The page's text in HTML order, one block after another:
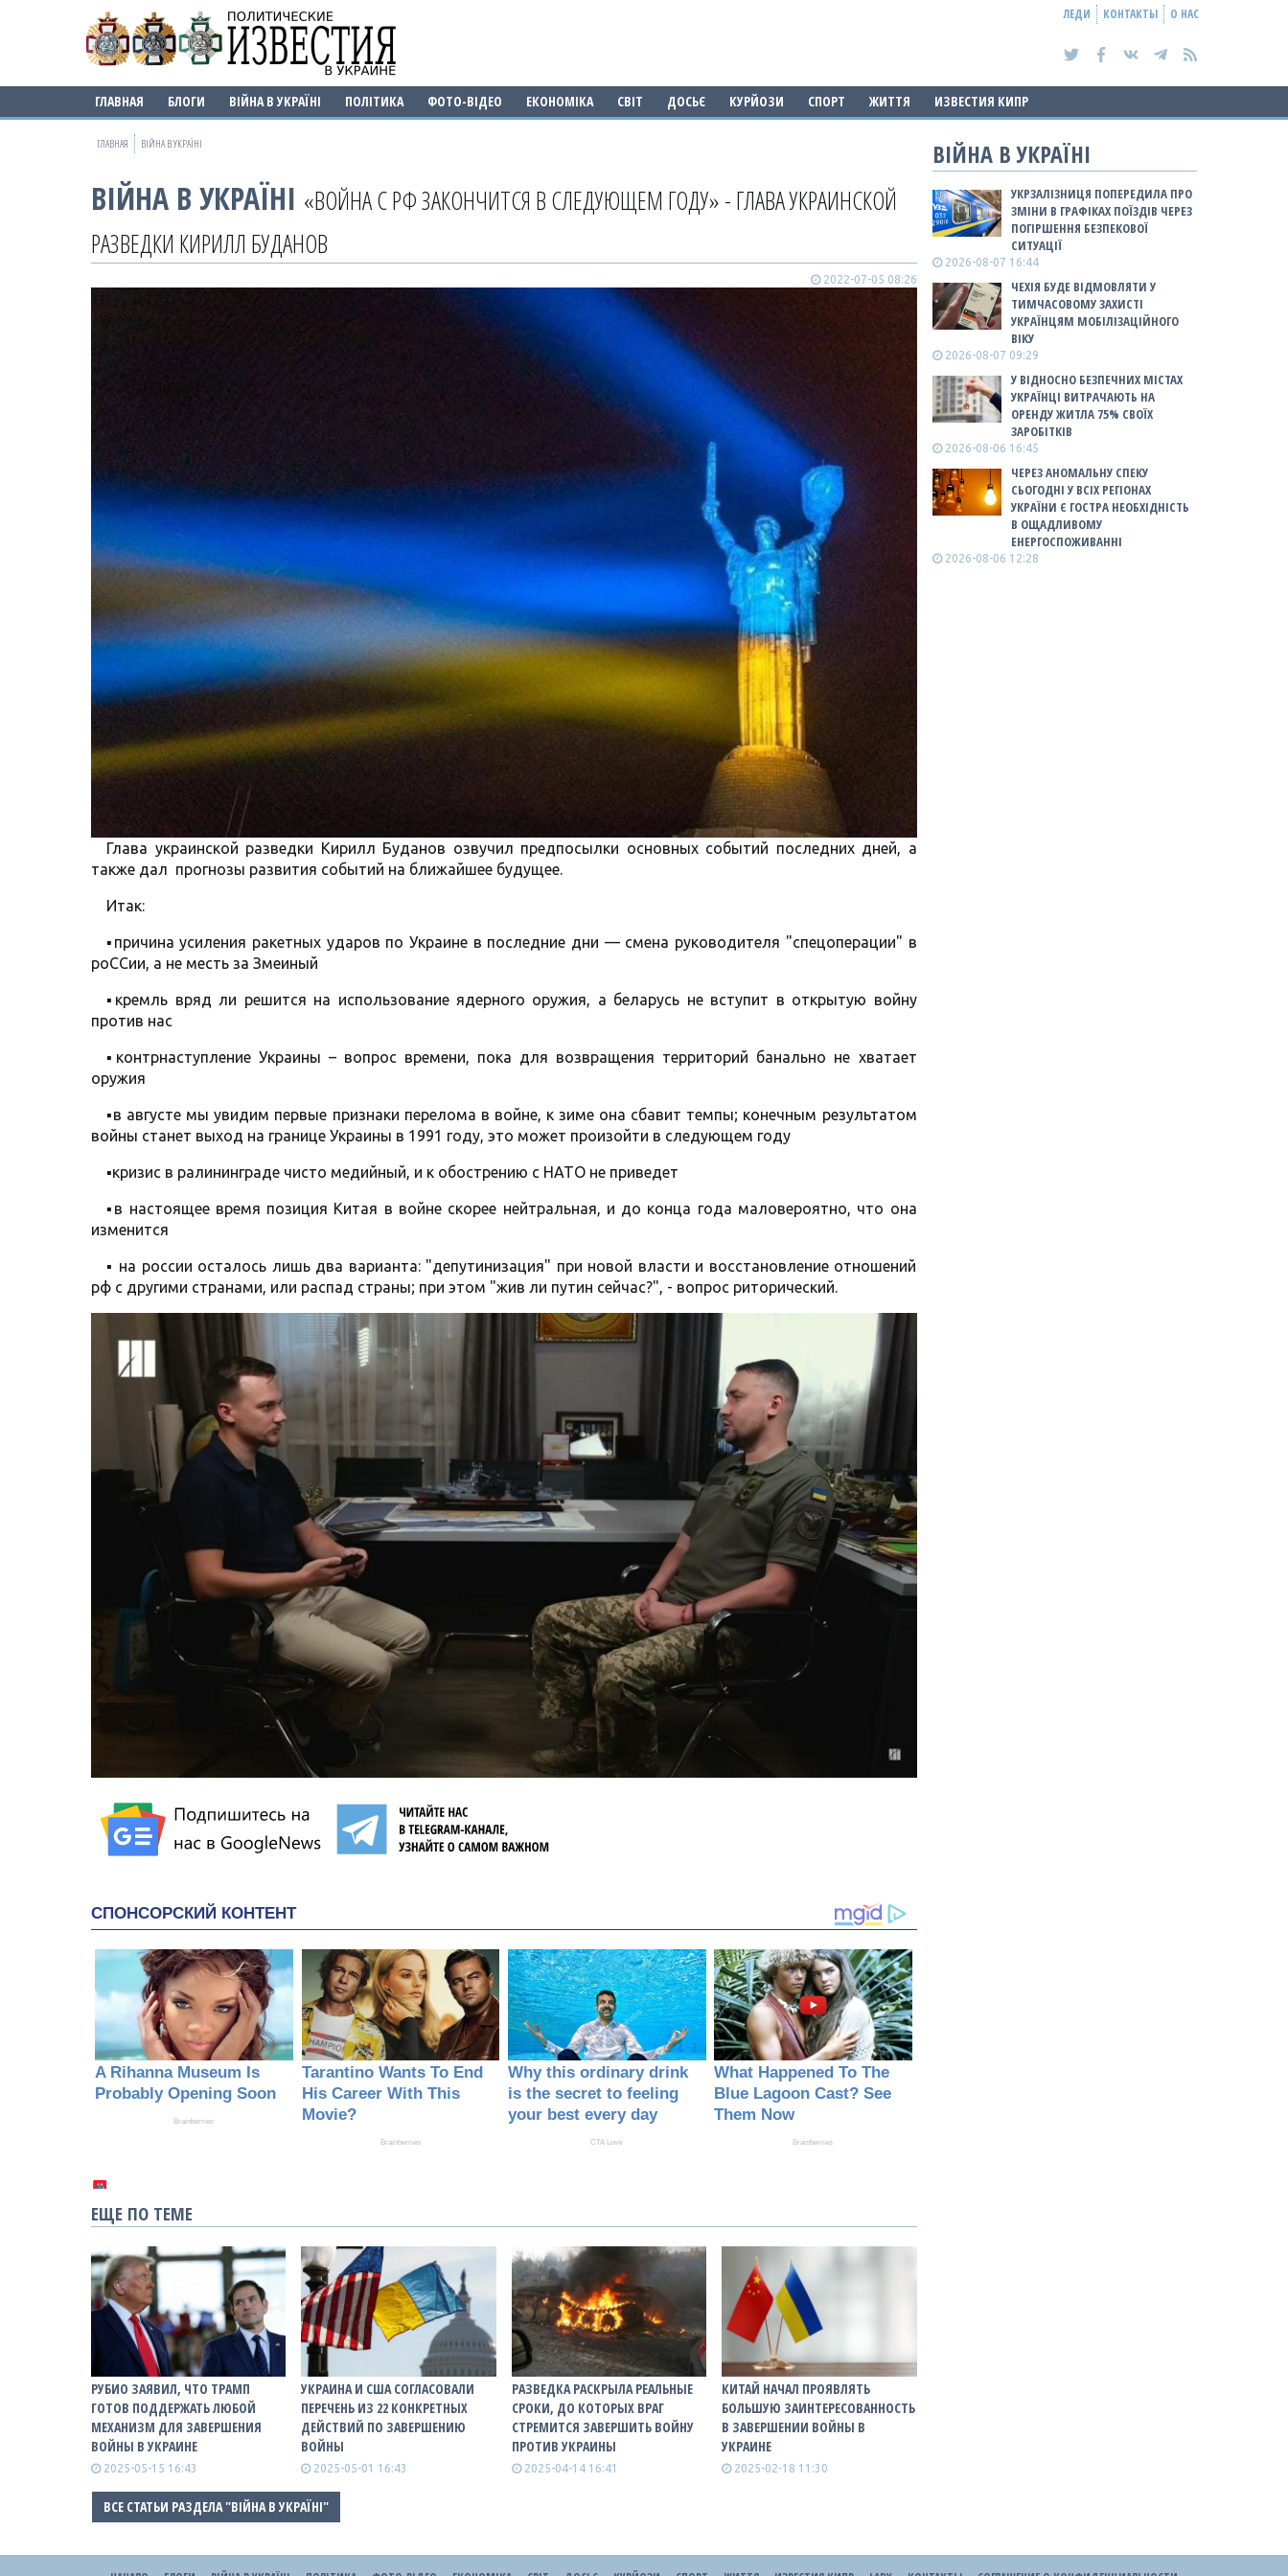
ЛЕДИ КОНТАКТЫ О НАС
ГЛАВНАЯ БЛОГИ ВІЙНА В УКРАЇНІ ПОЛІТИКА ФОТО-ВІДЕО ЕКОНОМІКА СВІТ ДОСЬЄ КУРЙОЗИ СПОРТ ЖИТТЯ ИЗВЕСТИЯ КИПР
ГЛАВНАЯ ВІЙНА В УКРАЇНІ
ВІЙНА В УКРАЇНІ «ВОЙНА С РФ ЗАКОНЧИТСЯ В СЛЕДУЮЩЕМ ГОДУ» - ГЛАВА УКРАИНСКОЙ
РАЗВЕДКИ КИРИЛЛ БУДАНОВ
2022-07-05 08:26
Глава украинской разведки Кирилл Буданов озвучил предпосылки основных событий последних дней, а
также дал прогнозы развития событий на ближайшее будущее.
Итак:
▪️причина усиления ракетных ударов по Украине в последние дни — смена руководителя "спецоперации" в
роССии, а не месть за Змеиный
▪️кремль вряд ли решится на использование ядерного оружия, а беларусь не вступит в открытую войну
против нас
▪️контрнаступление Украины – вопрос времени, пока для возвращения территорий банально не хватает
оружия
▪️в августе мы увидим первые признаки перелома в войне, к зиме она сбавит темпы; конечным результатом
войны станет выход на границе Украины в 1991 году, это может произойти в следующем году
▪️кризис в ралининграде чисто медийный, и к обострению с НАТО не приведет
▪️в настоящее время позиция Китая в войне скорее нейтральная, и до конца года маловероятно, что она
изменится
▪️ на россии осталось лишь два варианта: "депутинизация" при новой власти и восстановление отношений
рф с другими странами, или распад страны; при этом "жив ли путин сейчас?", - вопрос риторический.
ЕЩЕ ПО ТЕМЕ
РУБИО ЗАЯВИЛ, ЧТО ТРАМП
ГОТОВ ПОДДЕРЖАТЬ ЛЮБОЙ
МЕХАНИЗМ ДЛЯ ЗАВЕРШЕНИЯ
ВОЙНЫ В УКРАИНЕ
2025-05-15 16:43
УКРАИНА И США СОГЛАСОВАЛИ
ПЕРЕЧЕНЬ ИЗ 22 КОНКРЕТНЫХ
ДЕЙСТВИЙ ПО ЗАВЕРШЕНИЮ
ВОЙНЫ
2025-05-01 16:43
РАЗВЕДКА РАСКРЫЛА РЕАЛЬНЫЕ
СРОКИ, ДО КОТОРЫХ ВРАГ
СТРЕМИТСЯ ЗАВЕРШИТЬ ВОЙНУ
ПРОТИВ УКРАИНЫ
2025-04-14 16:41
КИТАЙ НАЧАЛ ПРОЯВЛЯТЬ
БОЛЬШУЮ ЗАИНТЕРЕСОВАННОСТЬ
В ЗАВЕРШЕНИИ ВОЙНЫ В
УКРАИНЕ
2025-02-18 11:30
ВСЕ СТАТЬИ РАЗДЕЛА "ВІЙНА В УКРАЇНІ"
ВІЙНА В УКРАЇНІ
УКРЗАЛІЗНИЦЯ ПОПЕРЕДИЛА ПРО
ЗМІНИ В ГРАФІКАХ ПОЇЗДІВ ЧЕРЕЗ
ПОГІРШЕННЯ БЕЗПЕКОВОЇ
СИТУАЦІЇ
2026-08-07 16:44
ЧЕХІЯ БУДЕ ВІДМОВЛЯТИ У
ТИМЧАСОВОМУ ЗАХИСТІ
УКРАЇНЦЯМ МОБІЛІЗАЦІЙНОГО
ВІКУ
2026-08-07 09:29
У ВІДНОСНО БЕЗПЕЧНИХ МІСТАХ
УКРАЇНЦІ ВИТРАЧАЮТЬ НА
ОРЕНДУ ЖИТЛА 75% СВОЇХ
ЗАРОБІТКІВ
2026-08-06 16:45
ЧЕРЕЗ АНОМАЛЬНУ СПЕКУ
СЬОГОДНІ У ВСІХ РЕГІОНАХ
УКРАЇНИ Є ГОСТРА НЕОБХІДНІСТЬ
В ОЩАДЛИВОМУ
ЕНЕРГОСПОЖИВАННІ
2026-08-06 12:28